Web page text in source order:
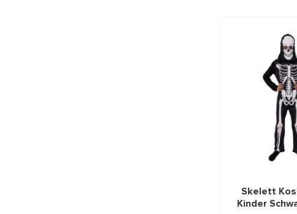
Skelett
Kinder